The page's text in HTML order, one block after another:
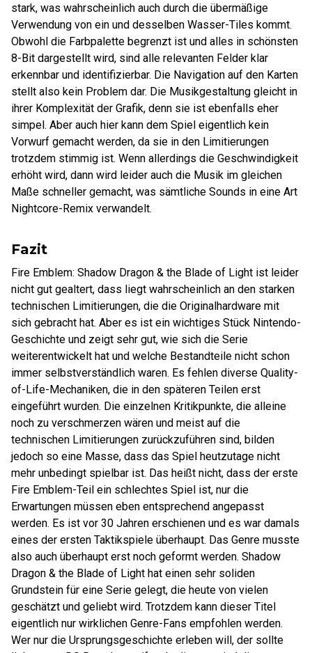
stark, was wahrscheinlich auch durch die übermäßige
Verwendung von ein und desselben Wasser-Tiles kommt.
Obwohl die Farbpalette begrenzt ist und alles in schönsten
8-Bit dargestellt wird, sind alle relevanten Felder klar
erkennbar und identifizierbar. Die Navigation auf den Karten
stellt also kein Problem dar. Die Musikgestaltung gleicht in
ihrer Komplexität der Grafik, denn sie ist ebenfalls eher
simpel. Aber auch hier kann dem Spiel eigentlich kein
Vorwurf gemacht werden, da sie in den Limitierungen
trotzdem stimmig ist. Wenn allerdings die Geschwindigkeit
erhöht wird, dann wird leider auch die Musik im gleichen
Maße schneller gemacht, was sämtliche Sounds in eine Art
Nightcore-Remix verwandelt.
Fazit
Fire Emblem: Shadow Dragon & the Blade of Light ist leider
nicht gut gealtert, dass liegt wahrscheinlich an den starken
technischen Limitierungen, die die Originalhardware mit
sich gebracht hat. Aber es ist ein wichtiges Stück Nintendo-
Geschichte und zeigt sehr gut, wie sich die Serie
weiterentwickelt hat und welche Bestandteile nicht schon
immer selbstverständlich waren. Es fehlen diverse Quality-
of-Life-Mechaniken, die in den späteren Teilen erst
eingeführt wurden. Die einzelnen Kritikpunkte, die alleine
noch zu verschmerzen wären und meist auf die
technischen Limitierungen zurückzuführen sind, bilden
jedoch so eine Masse, dass das Spiel heutzutage nicht
mehr unbedingt spielbar ist. Das heißt nicht, dass der erste
Fire Emblem-Teil ein schlechtes Spiel ist, nur die
Erwartungen müssen eben entsprechend angepasst
werden. Es ist vor 30 Jahren erschienen und es war damals
eines der ersten Taktikspiele überhaupt. Das Genre musste
also auch überhaupt erst noch geformt werden. Shadow
Dragon & the Blade of Light hat einen sehr soliden
Grundstein für eine Serie gelegt, die heute von vielen
geschätzt und geliebt wird. Trotzdem kann dieser Titel
eigentlich nur wirklichen Genre-Fans empfohlen werden.
Wer nur die Ursprungsgeschichte erleben will, der sollte